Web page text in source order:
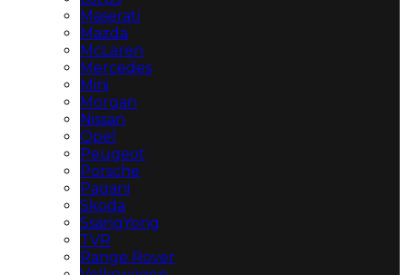
Maserati
Mazda
McLaren
Mercedes
Mini
Morgan
Nissan
Opel
Peugeot
Porsche
Pagani
Skoda
SsangYong
TVR
Range Rover